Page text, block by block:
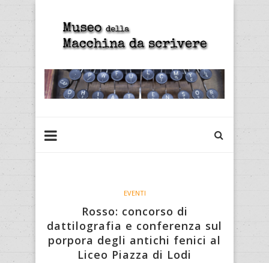
EVENTI
Rosso: concorso di
dattilografia e conferenza sul
porpora degli antichi fenici al
Liceo Piazza di Lodi